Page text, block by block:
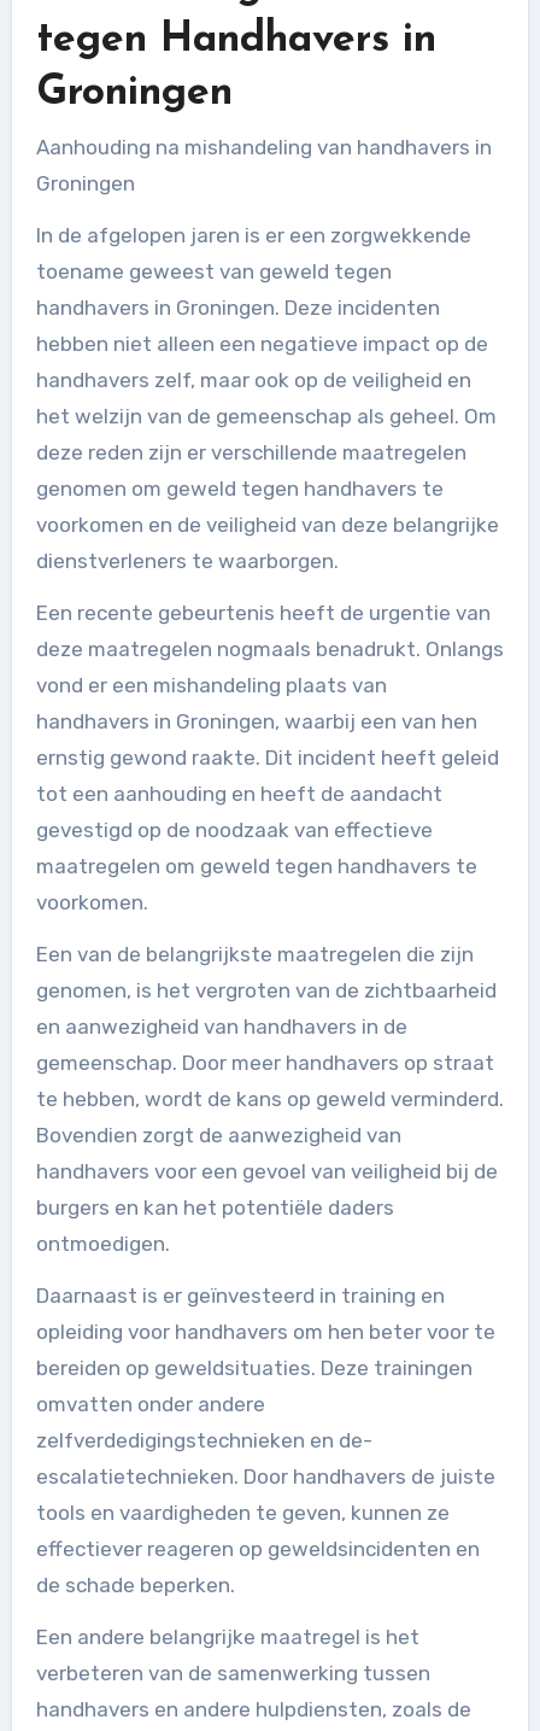
tegen Handhavers in
Groningen
Aanhouding na mishandeling van handhavers in
Groningen
In de afgelopen jaren is er een zorgwekkende
toename geweest van geweld tegen
handhavers in Groningen. Deze incidenten
hebben niet alleen een negatieve impact op de
handhavers zelf, maar ook op de veiligheid en
het welzijn van de gemeenschap als geheel. Om
deze reden zijn er verschillende maatregelen
genomen om geweld tegen handhavers te
voorkomen en de veiligheid van deze belangrijke
dienstverleners te waarborgen.
Een recente gebeurtenis heeft de urgentie van
deze maatregelen nogmaals benadrukt. Onlangs
vond er een mishandeling plaats van
handhavers in Groningen, waarbij een van hen
ernstig gewond raakte. Dit incident heeft geleid
tot een aanhouding en heeft de aandacht
gevestigd op de noodzaak van effectieve
maatregelen om geweld tegen handhavers te
voorkomen.
Een van de belangrijkste maatregelen die zijn
genomen, is het vergroten van de zichtbaarheid
en aanwezigheid van handhavers in de
gemeenschap. Door meer handhavers op straat
te hebben, wordt de kans op geweld verminderd.
Bovendien zorgt de aanwezigheid van
handhavers voor een gevoel van veiligheid bij de
burgers en kan het potentiële daders
ontmoedigen.
Daarnaast is er geïnvesteerd in training en
opleiding voor handhavers om hen beter voor te
bereiden op geweldsituaties. Deze trainingen
omvatten onder andere
zelfverdedigingstechnieken en de-
escalatietechnieken. Door handhavers de juiste
tools en vaardigheden te geven, kunnen ze
effectiever reageren op geweldsincidenten en
de schade beperken.
Een andere belangrijke maatregel is het
verbeteren van de samenwerking tussen
handhavers en andere hulpdiensten, zoals de